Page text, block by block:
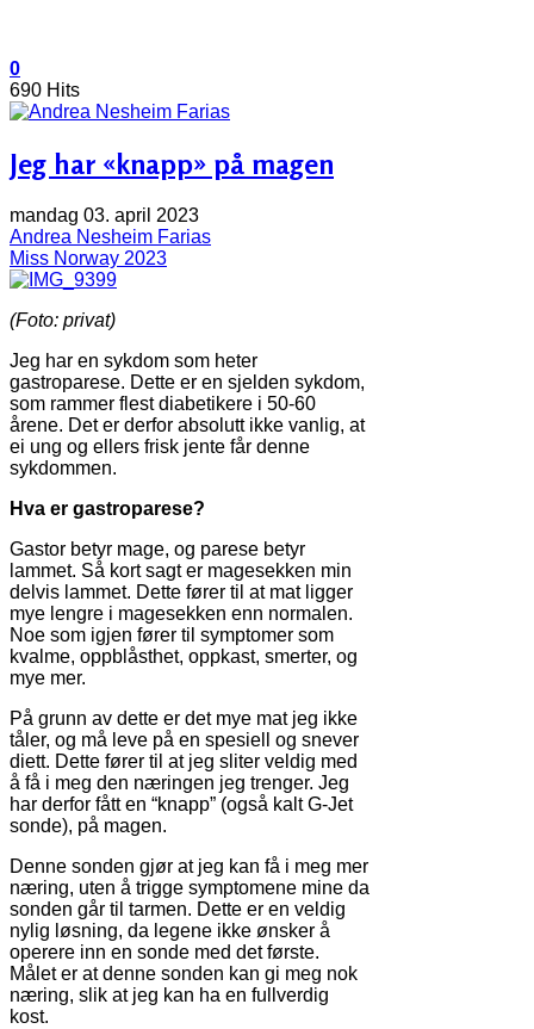
0
690 Hits
Jeg har «knapp» på magen
mandag 03. april 2023
Andrea Nesheim Farias
Miss Norway 2023
(Foto: privat)
Jeg har en sykdom som heter
gastroparese. Dette er en sjelden sykdom,
som rammer flest diabetikere i 50-60
årene. Det er derfor absolutt ikke vanlig, at
ei ung og ellers frisk jente får denne
sykdommen.
Hva er gastroparese?
Gastor betyr mage, og parese betyr
lammet. Så kort sagt er magesekken min
delvis lammet. Dette fører til at mat ligger
mye lengre i magesekken enn normalen.
Noe som igjen fører til symptomer som
kvalme, oppblåsthet, oppkast, smerter, og
mye mer.
På grunn av dette er det mye mat jeg ikke
tåler, og må leve på en spesiell og snever
diett. Dette fører til at jeg sliter veldig med
å få i meg den næringen jeg trenger. Jeg
har derfor fått en “knapp” (også kalt G-Jet
sonde), på magen.
Denne sonden gjør at jeg kan få i meg mer
næring, uten å trigge symptomene mine da
sonden går til tarmen. Dette er en veldig
nylig løsning, da legene ikke ønsker å
operere inn en sonde med det første.
Målet er at denne sonden kan gi meg nok
næring, slik at jeg kan ha en fullverdig
kost.